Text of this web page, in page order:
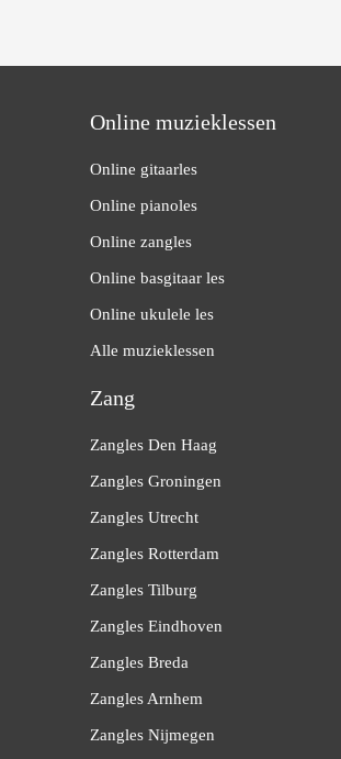
Online muzieklessen
Online gitaarles
Online pianoles
Online zangles
Online basgitaar les
Online ukulele les
Alle muzieklessen
Zang
Zangles Den Haag
Zangles Groningen
Zangles Utrecht
Zangles Rotterdam
Zangles Tilburg
Zangles Eindhoven
Zangles Breda
Zangles Arnhem
Zangles Nijmegen